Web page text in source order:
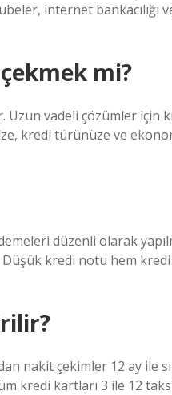
internet bankacılığı
mi?
vadeli çözümler için
kredi türünüze ve
düzenli olarak
kredi notu hem kredi
nakit çekimler 12 ay ile
kredi kartları 3 ile 12